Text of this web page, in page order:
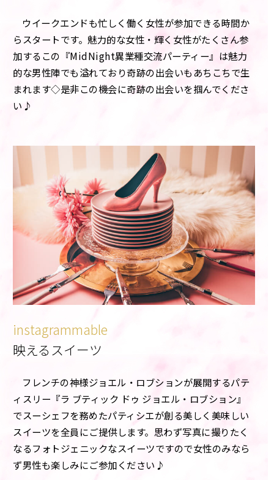
ウイークエンドも忙しく働く女性が参加できる時間か
らスタートです。魅力的な女性・輝く女性がたくさん参
加するこの『MidNight異業種交流パーティー』は魅力
的な男性陣でも溢れており奇跡の出会いもあちこちで生
まれます◇是非この機会に奇跡の出会いを掴んでくださ
い♪
instagrammable
映えるスイーツ
フレンチの神様ジョエル・ロブションが展開するパテ
ィスリー『ラ ブティック ドゥ ジョエル・ロブション』
でスーシェフを務めたパティシエが創る美しく美味しい
スイーツを全員にご提供します。思わず写真に撮りたく
なるフォトジェニックなスイーツですので女性のみなら
ず男性も楽しみにご参加ください♪